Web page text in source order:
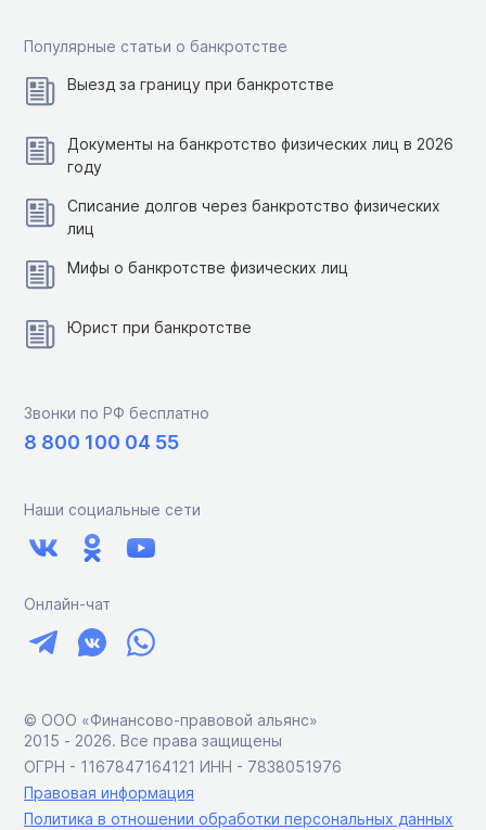
Популярные статьи о банкротстве
Выезд за границу при банкротстве
Документы на банкротство физических лиц в 2026
году
Списание долгов через банкротство физических
лиц
Мифы о банкротстве физических лиц
Юрист при банкротстве
Звонки по РФ бесплатно
8 800 100 04 55
Наши социальные сети
Онлайн-чат
© ООО «Финансово-правовой альянс»
2015 ‑ 2026. Все права защищены
ОГРН - 1167847164121 ИНН - 7838051976
Правовая информация
Политика в отношении обработки персональных данных